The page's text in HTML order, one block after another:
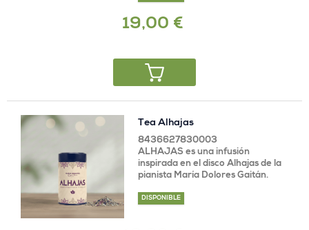
19,00 €
Tea Alhajas
8436627830003
ALHAJAS es una infusión
inspirada en el disco Alhajas de la
pianista María Dolores Gaitán.
DISPONIBLE